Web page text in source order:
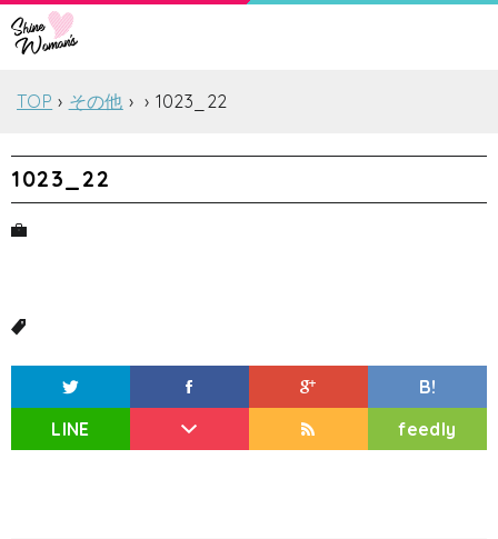
TOP その他 1023_22
1023_22
B!
LINE
feedly